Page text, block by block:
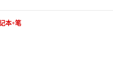
本+笔